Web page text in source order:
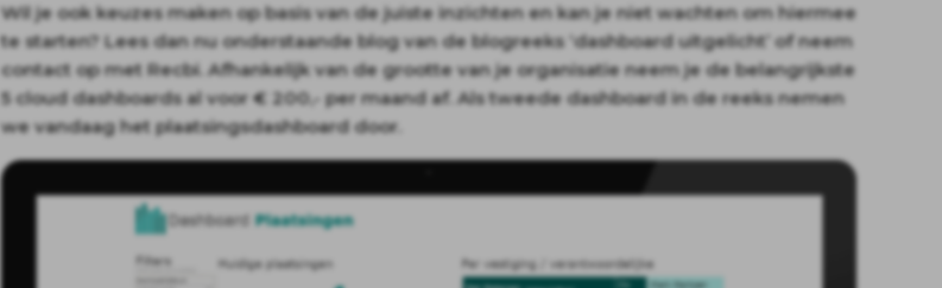
Wil je ook keuzes maken op basis van de juiste inzichten en kan je niet wachten om hiermee
te starten? Lees dan nu onderstaande blog van de blogreeks ‘dashboard uitgelicht’ of neem
contact op met Recbi. Afhankelijk van de grootte van je organisatie neem je de belangrijkste
5 cloud dashboards al voor € 200,- per maand af. Als tweede dashboard in de reeks nemen
we vandaag het plaatsingsdashboard door.